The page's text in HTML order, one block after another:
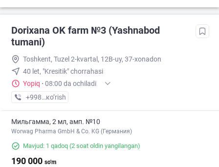
Dorixana OK farm №3 (Yashnabod
tumani)
Toshkent, Tuzel 2-kvartal, 12B-uy, 37-xonadon
40 let, "Kresitik" chorrahasi
Yopiq · 08:00 da ochiladi
+998 (90) XXX-XX-XX
кo’rish
Мильгамма, 2 мл, амп. №10
Worwag Pharma GmbH & Co. KG (Германия)
Mavjud: 1 qadoq (2 soat oldin yangilangan)
190 000 so'm